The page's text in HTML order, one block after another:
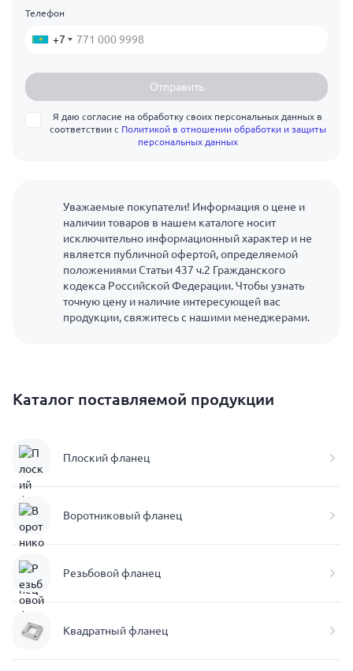
Телефон
+7
Отправить
Я даю согласие на обработку своих персональных данных в
соответствии с Политикой в отношении обработки и защиты
персональных данных
Уважаемые покупатели! Информация о цене и
наличии товаров в нашем каталоге носит
исключительно информационный характер и не
является публичной офертой, определяемой
положениями Статьи 437 ч.2 Гражданского
кодекса Российской Федерации. Чтобы узнать
точную цену и наличие интересующей вас
продукции, свяжитесь с нашими менеджерами.
Каталог поставляемой продукции
Плоский фланец
Воротниковый фланец
Резьбовой фланец
Квадратный фланец